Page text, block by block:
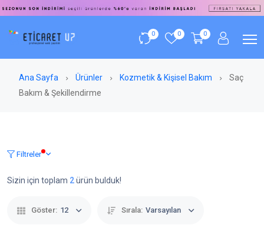
0 0 0
Ana Sayfa Ürünler Kozmetik & Kişisel Bakım
Saç
Bakım & Şekillendirme
Filtreler
Sizin için toplam 2ürün bulduk!
Göster: 12 Sırala: Varsayılan